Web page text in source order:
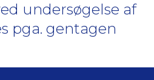
undersøgelse af
pga. gentagen